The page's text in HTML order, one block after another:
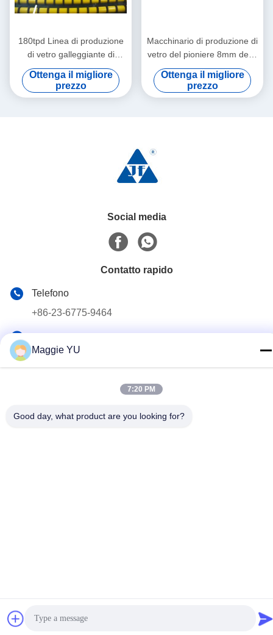
180tpd Linea di produzione
di vetro galleggiante di
grande capacità Macchine
per la produzione di vetro
Ottenga il migliore
prezzo
Macchinario di produzione di
vetro del pioniere 8mm della
costruzione
Ottenga il migliore
prezzo
Social media
Contatto rapido
Telefono
+86-23-6775-9464
linwyu@jeffer.com.cn
4FL, B3 Saturn Builing, strada della stella di no. 98, nuova
Maggie YU
7:20 PM
Good day, what product are you looking for?